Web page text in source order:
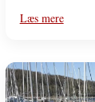
Læs mere